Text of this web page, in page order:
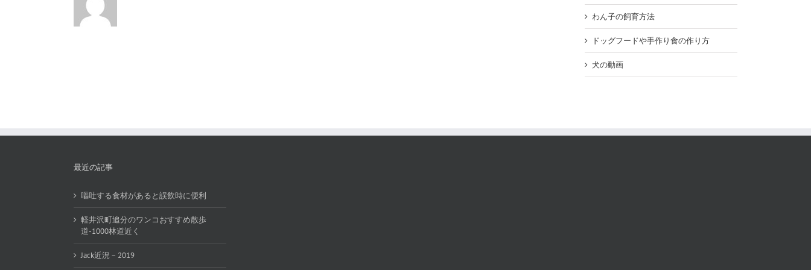
わん子の飼育方法
ドッグフードや手作り食の作り方
犬の動画
最近の記事
嘔吐する食材があると誤飲時に便利
軽井沢町追分のワンコおすすめ散歩
道-1000林道近く
Jack近況 – 2019